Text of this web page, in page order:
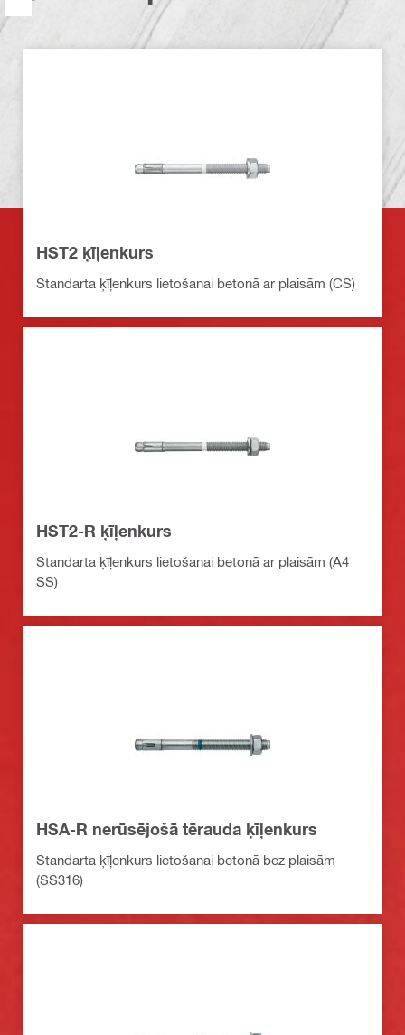
HST2 ķīļenkurs
Standarta ķīļenkurs lietošanai betonā ar plaisām (CS)
HST2-R ķīļenkurs
Standarta ķīļenkurs lietošanai betonā ar plaisām (A4
SS)
HSA-R nerūsējošā tērauda ķīļenkurs
Standarta ķīļenkurs lietošanai betonā bez plaisām
(SS316)